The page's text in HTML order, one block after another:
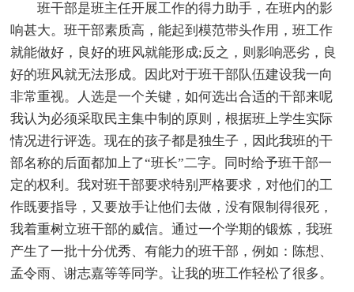
班干部是班主任开展工作的得力助手，在班内的影
响甚大。班干部素质高，能起到模范带头作用，班工作
就能做好，良好的班风就能形成;反之，则影响恶劣，良
好的班风就无法形成。因此对于班干部队伍建设我一向
非常重视。人选是一个关键，如何选出合适的干部来呢
我认为必须采取民主集中制的原则，根据班上学生实际
情况进行评选。现在的孩子都是独生子，因此我班的干
部名称的后面都加上了“班长”二字。同时给予班干部一
定的权利。我对班干部要求特别严格要求，对他们的工
作既要指导，又要放手让他们去做，没有限制得很死，
我着重树立班干部的威信。通过一个学期的锻炼，我班
产生了一批十分优秀、有能力的班干部，例如：陈想、
孟令雨、谢志嘉等等同学。让我的班工作轻松了很多。